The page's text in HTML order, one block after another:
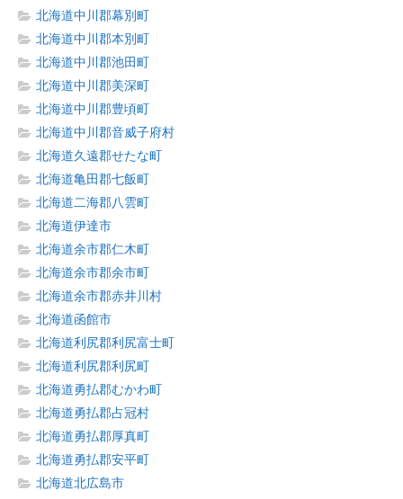
北海道中川郡幕別町
北海道中川郡本別町
北海道中川郡池田町
北海道中川郡美深町
北海道中川郡豊頃町
北海道中川郡音威子府村
北海道久遠郡せたな町
北海道亀田郡七飯町
北海道二海郡八雲町
北海道伊達市
北海道余市郡仁木町
北海道余市郡余市町
北海道余市郡赤井川村
北海道函館市
北海道利尻郡利尻富士町
北海道利尻郡利尻町
北海道勇払郡むかわ町
北海道勇払郡占冠村
北海道勇払郡厚真町
北海道勇払郡安平町
北海道北広島市